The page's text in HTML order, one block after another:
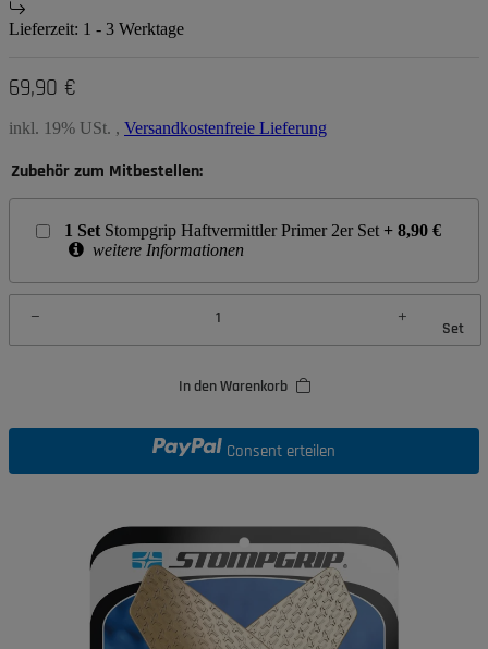
Lieferzeit: 1 - 3 Werktage
69,90 €
inkl. 19% USt. , Versandkostenfreie Lieferung
Zubehör zum Mitbestellen:
1 Set Stompgrip Haftvermittler Primer 2er Set + 8,90 €
weitere Informationen
Set
In den Warenkorb
Consent erteilen